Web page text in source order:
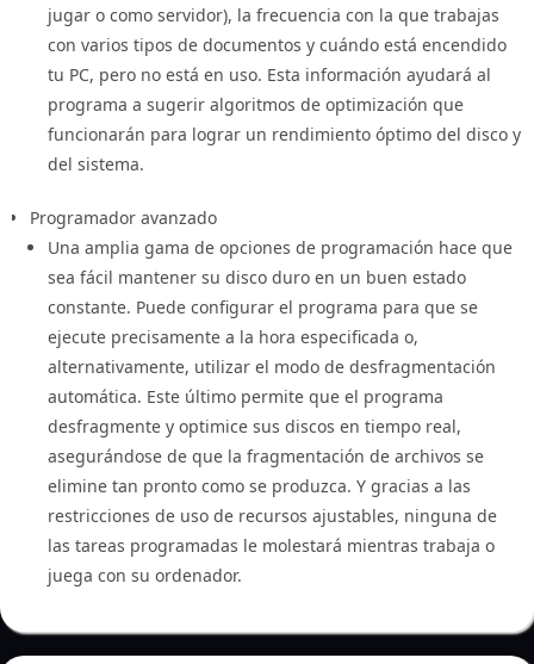
jugar o como servidor), la frecuencia con la que trabajas
con varios tipos de documentos y cuándo está encendido
tu PC, pero no está en uso. Esta información ayudará al
programa a sugerir algoritmos de optimización que
funcionarán para lograr un rendimiento óptimo del disco y
del sistema.
Programador avanzado
Una amplia gama de opciones de programación hace que
sea fácil mantener su disco duro en un buen estado
constante. Puede configurar el programa para que se
ejecute precisamente a la hora especificada o,
alternativamente, utilizar el modo de desfragmentación
automática. Este último permite que el programa
desfragmente y optimice sus discos en tiempo real,
asegurándose de que la fragmentación de archivos se
elimine tan pronto como se produzca. Y gracias a las
restricciones de uso de recursos ajustables, ninguna de
las tareas programadas le molestará mientras trabaja o
juega con su ordenador.